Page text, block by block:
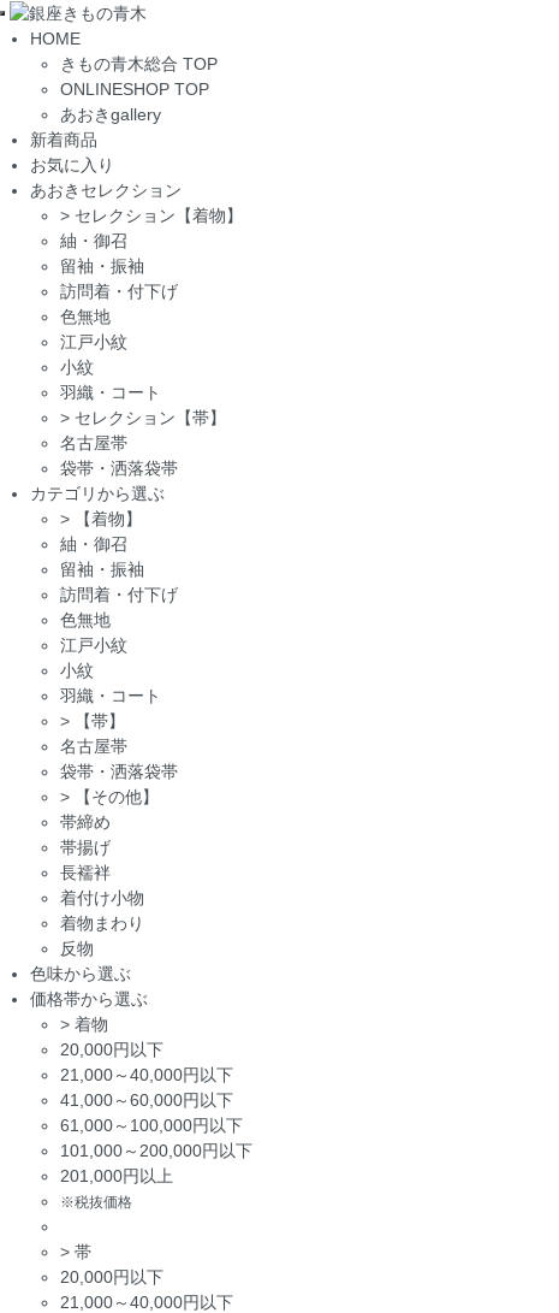
Toggle
navigation
HOME
きもの青木総合 TOP
ONLINESHOP TOP
あおきgallery
新着商品
お気に入り
あおきセレクション
> セレクション【着物】
紬・御召
留袖・振袖
訪問着・付下げ
色無地
江戸小紋
小紋
羽織・コート
> セレクション【帯】
名古屋帯
袋帯・洒落袋帯
カテゴリから選ぶ
>
【着物】
紬・御召
留袖・振袖
訪問着・付下げ
色無地
江戸小紋
小紋
羽織・コート
>
【帯】
名古屋帯
袋帯・洒落袋帯
>
【その他】
帯締め
帯揚げ
長襦袢
着付け小物
着物まわり
反物
色味から選ぶ
価格帯から選ぶ
> 着物
20,000円以下
21,000～40,000円以下
41,000～60,000円以下
61,000～100,000円以下
101,000～200,000円以下
201,000円以上
※税抜価格
> 帯
20,000円以下
21,000～40,000円以下